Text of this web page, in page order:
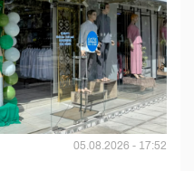
05.08.2026 - 17:52